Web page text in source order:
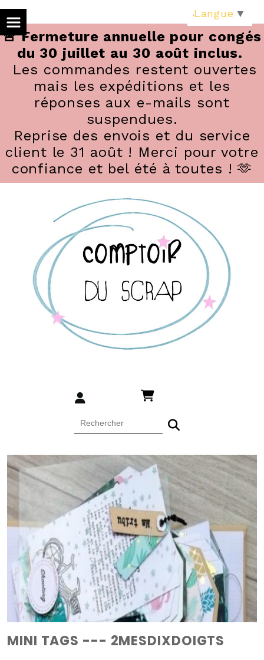
🚨 Fermeture annuelle pour congés
du 30 juillet au 30 août inclus.
Les commandes restent ouvertes
mais les expéditions et les
réponses aux e-mails sont
suspendues.
Reprise des envois et du service
client le 31 août ! Merci pour votre
confiance et bel été à toutes ! 🫶
MINI TAGS --- 2MESDIXDOIGTS
Langue ▼